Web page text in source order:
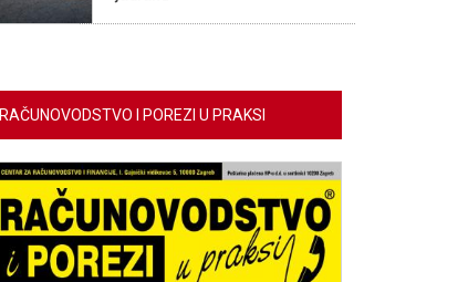
RAČUNOVODSTVO I POREZI U PRAKSI